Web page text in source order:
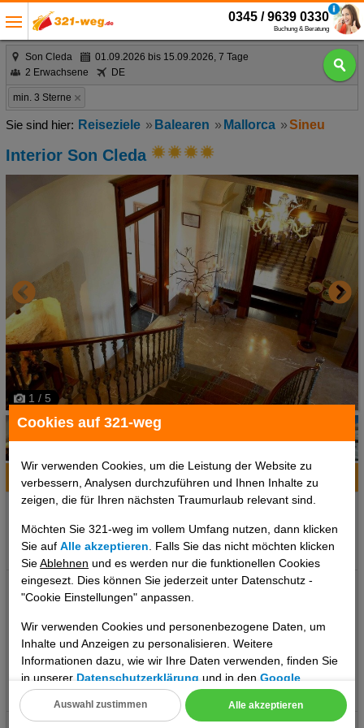
Cookies auf 321-weg
Wir verwenden Cookies, um die Leistung der Website zu
verbessern, Analysen durchzuführen und Ihnen Inhalte zu
zeigen, die für Ihren nächsten Traumurlaub relevant sind.
Möchten Sie 321-weg im vollem Umfang nutzen, dann klicken
Sie aufAlle akzeptieren . Falls Sie das nicht möchten klicken
SieAblehnen und es werden nur die funktionellen Cookies
eingesezt. Dies können Sie jederzeit unter Datenschutz -
"Cookie Einstellungen" anpassen.
Wir verwenden Cookies und personenbezogene Daten, um
Inhalte und Anzeigen zu personalisieren. Weitere
Informationen dazu, wie wir Ihre Daten verwenden, finden Sie
in unsererDatenschutzerklärung und in denGoogle
Datenschutz- und Nutzungsbedingungen
Cookie Einstellungen
Alle akzeptieren
Auswahl zustimmen
0345 / 9639 0330
Buchung & Beratung
Son Cleda
01.09.2026 bis 15.09.2026, 7 Tage
2 Erwachsene
DE
min. 3 Sterne
Reiseziele Balearen Mallorca Sineu
Interior Son Cleda
1 / 5
Bilder Karte
Klima zum Reisezeitpunkt:
°C
°C °C
Buchungscodes: PMI4371 Lage: Das Hotel Son Cleda liegt in der
kleinen Stadt Sineu. Die Stadt Palma ist ca. 25 km und der
Flughafen Palma de Mallorca ca. 20 km entfernt. Ausstattung:
Das Hotel verfügt über insgesamt 8 Zimmer, WiFi (gegen
Gebühr), Innenhof mit Terrasse. Unterbringung (je nach Saison
verfügbar): Doppelzimmer: Verfügen über Bad oder Dusche/WC,
Föhn, Klimaanlage, Telefon, LCD Sat-TV, Heizung, Mietsafe,
Minibar (ggf. gegen Gebühr) und WLAN (ohne Gebühr).
..weiterlesen